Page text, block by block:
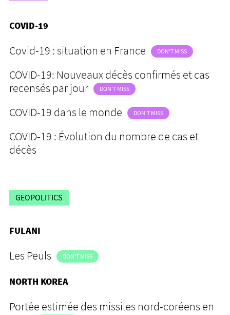
COVID-19
Covid-19 : situation en France DON'T MISS
COVID-19: Nouveaux décès confirmés et cas
recensés par jour
DON'T MISS
COVID-19 dans le monde DON'T MISS
COVID-19 : Évolution du nombre de cas et
décès
GEOPOLITICS
FULANI
Les Peuls DON'T MISS
NORTH KOREA
Portée estimée des missiles nord-coréens en